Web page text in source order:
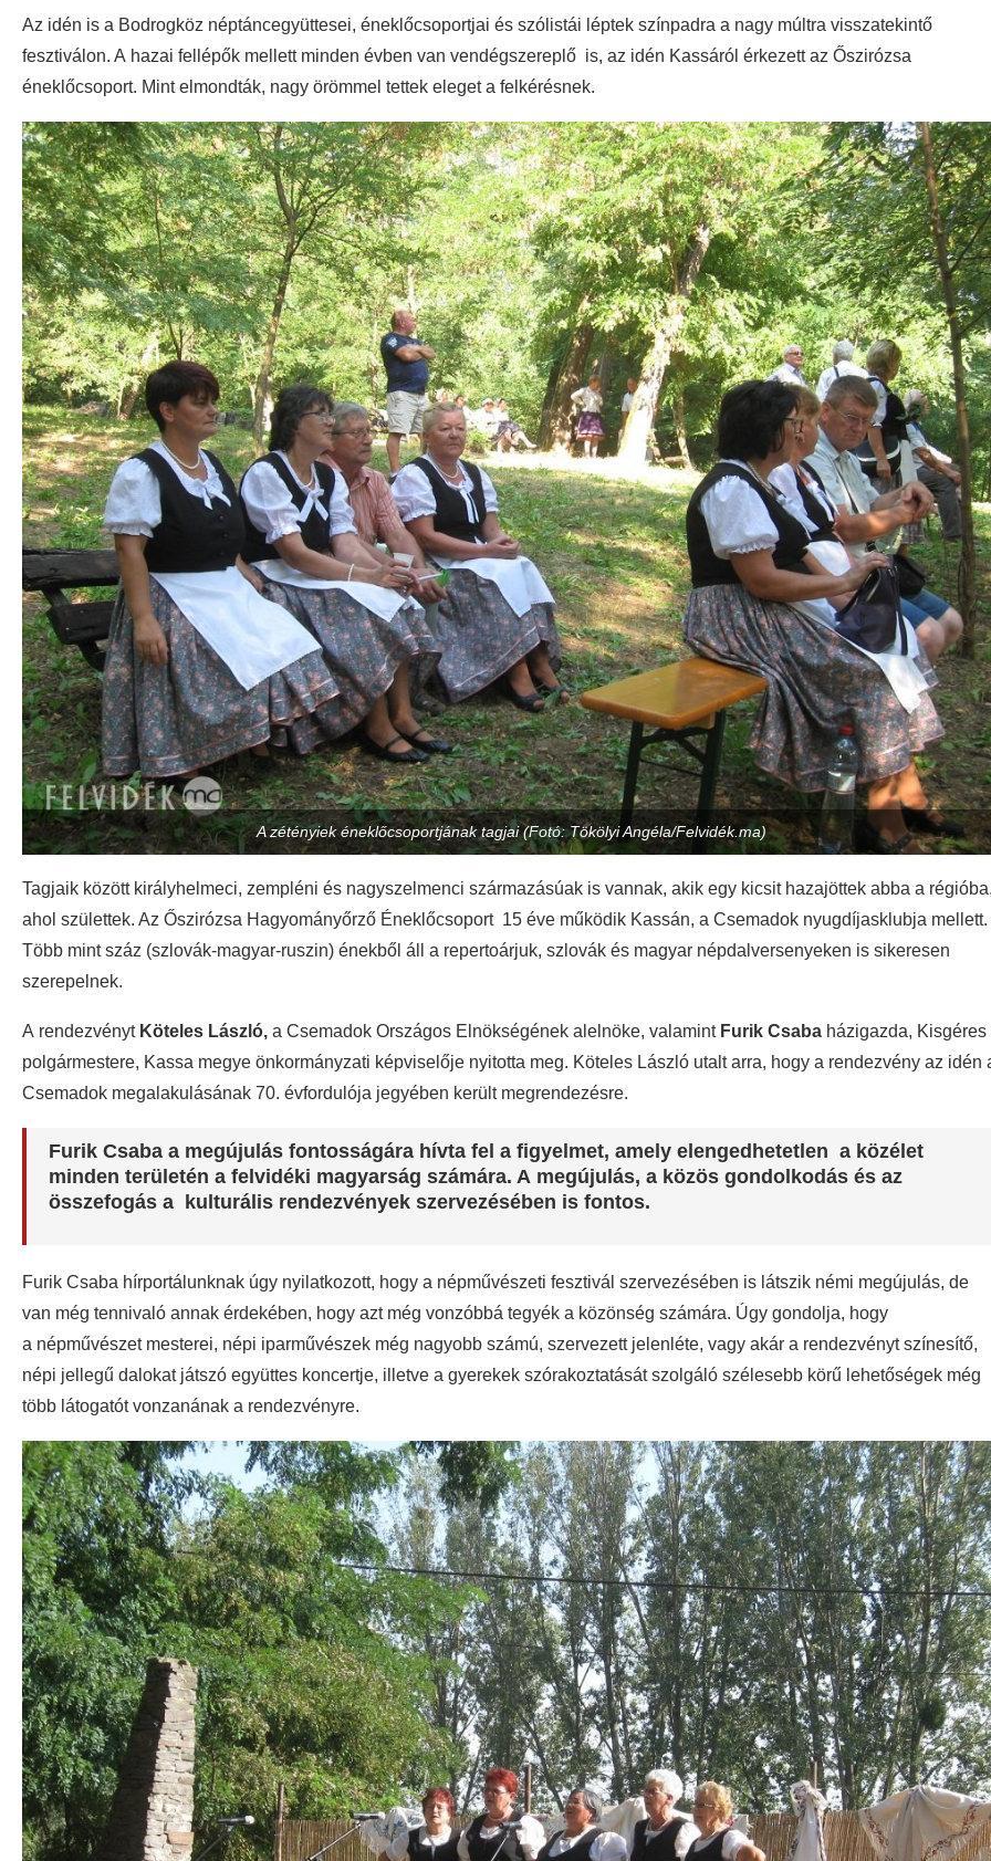
Az idén is a Bodrogköz néptáncegyüttesei, éneklőcsoportjai és szólistái léptek színpadra a nagy múltra visszatekintő
fesztiválon. A hazai fellépők mellett minden évben van vendégszereplő is, az idén Kassáról érkezett az Őszirózsa
éneklőcsoport. Mint elmondták, nagy örömmel tettek eleget a felkérésnek.
A zétényiek éneklőcsoportjának tagjai (Fotó: Tökölyi Angéla/Felvidék.ma)
Tagjaik között királyhelmeci, zempléni és nagyszelmenci származásúak is vannak, akik egy kicsit hazajöttek abba a
ahol születtek. Az Őszirózsa Hagyományőrző Éneklőcsoport 15 éve működik Kassán, a Csemadok nyugdíjasklubja mellett.
Több mint száz (szlovák-magyar-ruszin) énekből áll a repertoárjuk, szlovák és magyar népdalversenyeken is sikeresen
szerepelnek.
A rendezvényt Köteles László, a Csemadok Országos Elnökségének alelnöke, valamintFurik Csaba házigazda, Kisgéres
polgármestere, Kassa megye önkormányzati képviselője nyitotta meg. Köteles László utalt arra, hogy a rendezvény az idén
Csemadok megalakulásának 70. évfordulója jegyében került megrendezésre.
Furik Csaba a megújulás fontosságára hívta fel a figyelmet, amely elengedhetetlen a közélet
minden területén a felvidéki magyarság számára. A megújulás, a közös gondolkodás és az
összefogás a kulturális rendezvények szervezésében is fontos.
Furik Csaba hírportálunknak úgy nyilatkozott, hogy a népművészeti fesztivál szervezésében is látszik némi megújulás, de
van még tennivaló annak érdekében, hogy azt még vonzóbbá tegyék a közönség számára. Úgy gondolja, hogy
a népművészet mesterei, népi iparművészek még nagyobb számú, szervezett jelenléte, vagy akár a rendezvényt színesítő,
népi jellegű dalokat játszó együttes koncertje, illetve a gyerekek szórakoztatását szolgáló szélesebb körű lehetőségek még
több látogatót vonzanának a rendezvényre.